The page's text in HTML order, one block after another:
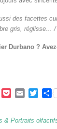
des facettes
gris, réglisse…
Durbano ?
LinkedInPocketEmailTwitter
& Portraits